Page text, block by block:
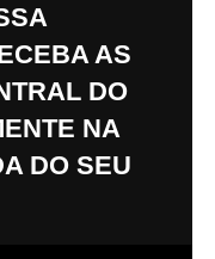
AS
DO
NA
DO SEU